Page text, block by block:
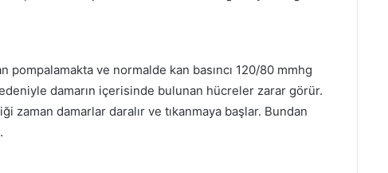
pompalamakta ve normalde kan basıncı 120/80 mmhg
damarın içerisinde bulunan hücreler zarar görür.
zaman damarlar daralır ve tıkanmaya başlar. Bundan